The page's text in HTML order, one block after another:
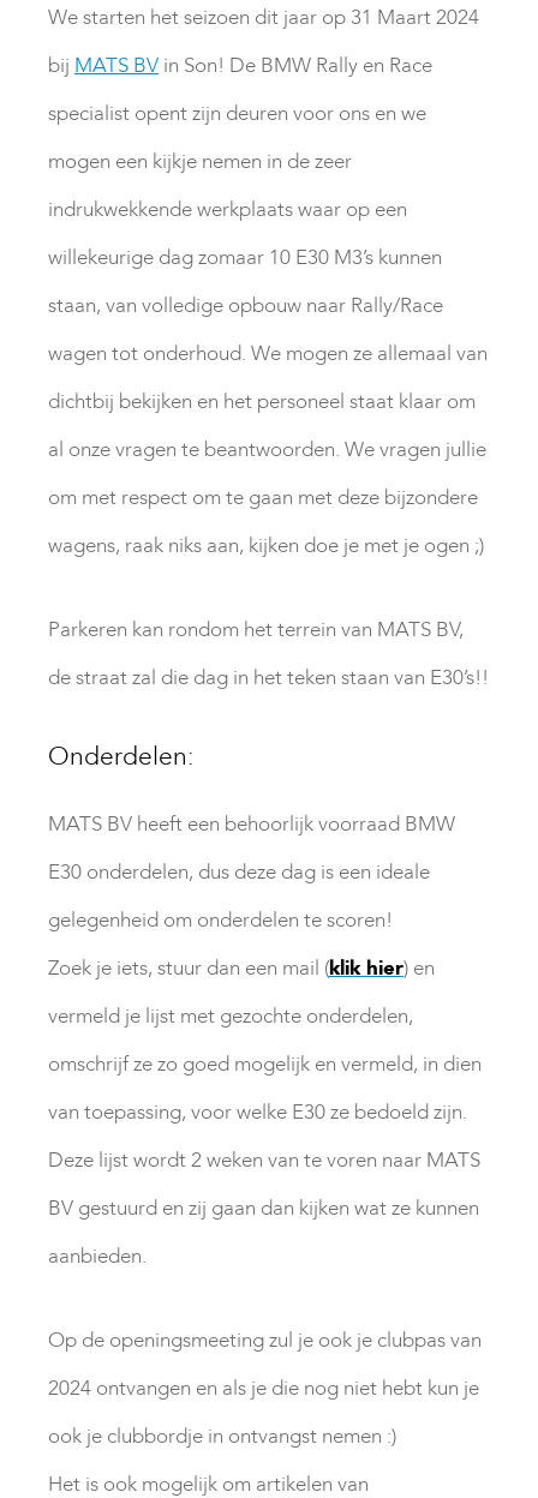
We starten het seizoen dit jaar op 31 Maart 2024
bij MATS BV in Son! De BMW Rally en Race
specialist opent zijn deuren voor ons en we
mogen een kijkje nemen in de zeer
indrukwekkende werkplaats waar op een
willekeurige dag zomaar 10 E30 M3’s kunnen
staan, van volledige opbouw naar Rally/Race
wagen tot onderhoud. We mogen ze allemaal van
dichtbij bekijken en het personeel staat klaar om
al onze vragen te beantwoorden. We vragen jullie
om met respect om te gaan met deze bijzondere
wagens, raak niks aan, kijken doe je met je ogen ;)
Parkeren kan rondom het terrein van MATS BV,
de straat zal die dag in het teken staan van E30’s!!
Onderdelen:
MATS BV heeft een behoorlijk voorraad BMW
E30 onderdelen, dus deze dag is een ideale
gelegenheid om onderdelen te scoren!
Zoek je iets, stuur dan een mail (klik hier) en
vermeld je lijst met gezochte onderdelen,
omschrijf ze zo goed mogelijk en vermeld, in dien
van toepassing, voor welke E30 ze bedoeld zijn.
Deze lijst wordt 2 weken van te voren naar MATS
BV gestuurd en zij gaan dan kijken wat ze kunnen
aanbieden.
Op de openingsmeeting zul je ook je clubpas van
2024 ontvangen en als je die nog niet hebt kun je
ook je clubbordje in ontvangst nemen :)
Het is ook mogelijk om artikelen van